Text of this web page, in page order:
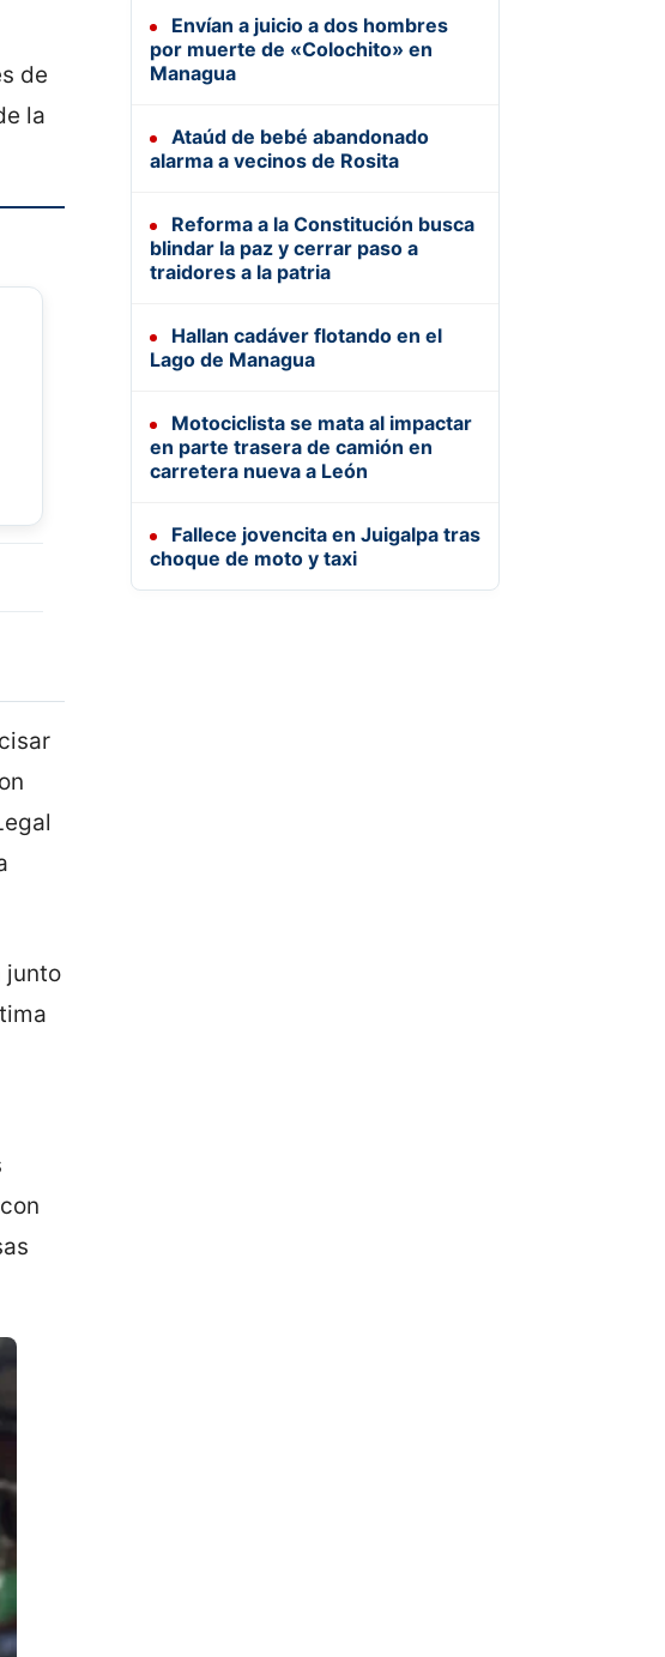
de
la
junto
Envían a juicio a dos hombres
por muerte de «Colochito» en
Managua
Ataúd de bebé abandonado
alarma a vecinos de Rosita
Reforma a la Constitución busca
blindar la paz y cerrar paso a
traidores a la patria
Hallan cadáver flotando en el
Lago de Managua
Motociclista se mata al impactar
en parte trasera de camión en
carretera nueva a León
Fallece jovencita en Juigalpa tras
choque de moto y taxi